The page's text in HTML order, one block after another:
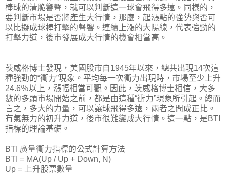
棒球的清脆響聲，就可以判斷這一球會飛得多遠。同樣的，
要判斷市場是否將產生大行情，那麼，起漲點的強勢與否可
以比擬成球棒打擊的聲響。連續上漲的大陽線，代表強勁的
打擊力道，後市發展成大行情的機會相當高。
茨威格博士發現，美國股市自1945年以來，總共出現14次這
種強勁的“衝力”現象。平均每一次衝力出現時，市場至少上升
24.6％以上，漲幅相當可觀。因此，茨威格博士相信，大多
數的多頭市場開始之前，都是由這種“衝力”現象所引起。總而
言之，多大的力量，可以讓球飛得多遠，兩者之間成正比。
有氣無力的初升力道，後市很難變成大行情。這一點，是BTI
指標的理論基礎。
BTI 廣量衝力指標的公式計算方法
BTI = MA(Up / Up + Down, N)
Up = 上升股票數量